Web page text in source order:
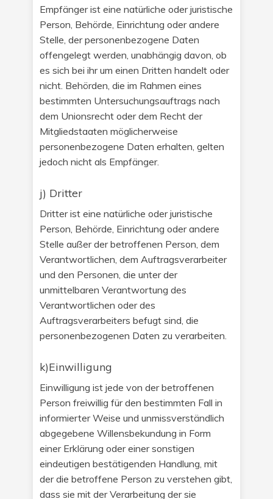
Empfänger ist eine natürliche oder juristische
Person, Behörde, Einrichtung oder andere
Stelle, der personenbezogene Daten
offengelegt werden, unabhängig davon, ob
es sich bei ihr um einen Dritten handelt oder
nicht. Behörden, die im Rahmen eines
bestimmten Untersuchungsauftrags nach
dem Unionsrecht oder dem Recht der
Mitgliedstaaten möglicherweise
personenbezogene Daten erhalten, gelten
jedoch nicht als Empfänger.
j) Dritter
Dritter ist eine natürliche oder juristische
Person, Behörde, Einrichtung oder andere
Stelle außer der betroffenen Person, dem
Verantwortlichen, dem Auftragsverarbeiter
und den Personen, die unter der
unmittelbaren Verantwortung des
Verantwortlichen oder des
Auftragsverarbeiters befugt sind, die
personenbezogenen Daten zu verarbeiten.
k)Einwilligung
Einwilligung ist jede von der betroffenen
Person freiwillig für den bestimmten Fall in
informierter Weise und unmissverständlich
abgegebene Willensbekundung in Form
einer Erklärung oder einer sonstigen
eindeutigen bestätigenden Handlung, mit
der die betroffene Person zu verstehen gibt,
dass sie mit der Verarbeitung der sie